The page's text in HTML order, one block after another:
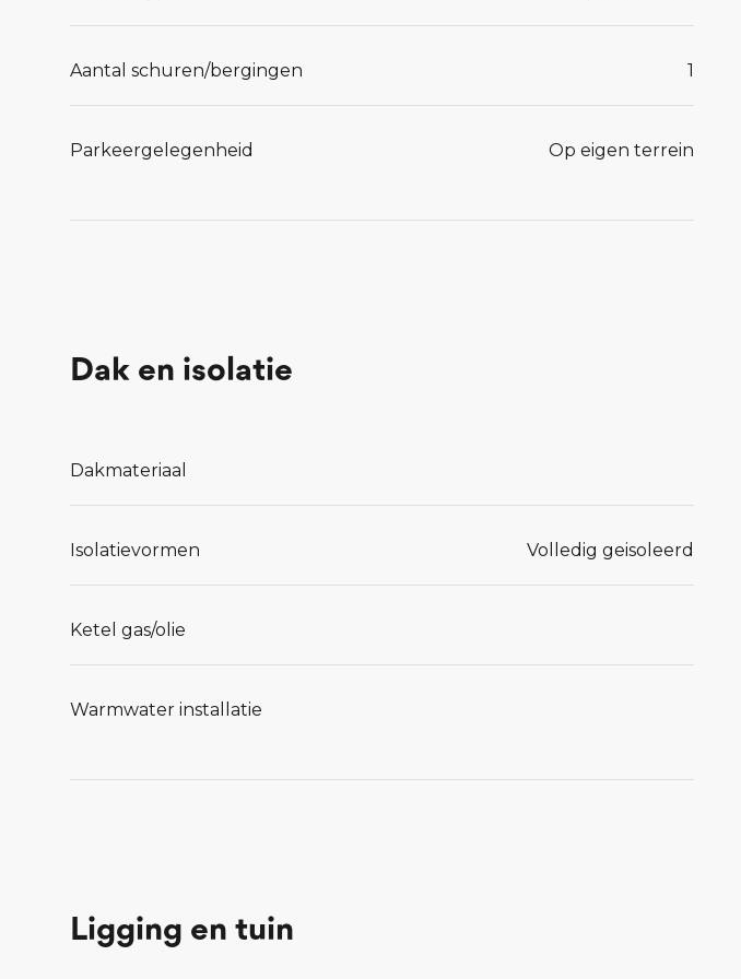
Aantal schuren/bergingen 1
Parkeergelegenheid Op eigen terrein
Dak en isolatie
Dakmateriaal
Isolatievormen Volledig geisoleerd
Ketel gas/olie
Warmwater installatie
Ligging en tuin